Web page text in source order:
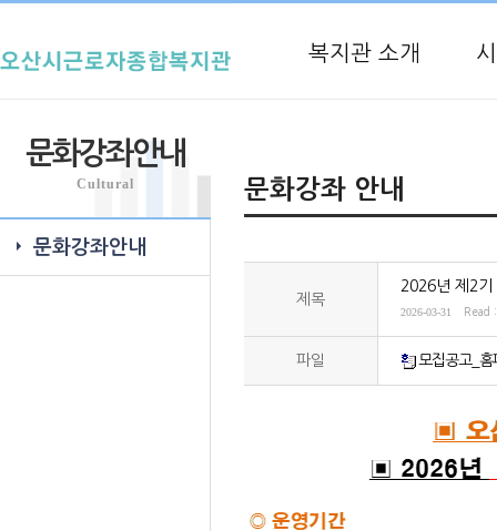
복지관 소개
문화강좌안내
Cultural
문화강좌안내
문화강좌 안내
제목
2026년 제2기
2026-03-31 Read
파일 모집공고_